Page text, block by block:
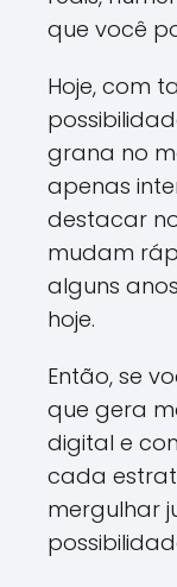
que você
Hoje, com
grana no
apenas
destacar
mudam
alguns
hoje.
Então, se
que gera
digital e
cada
mergulhar